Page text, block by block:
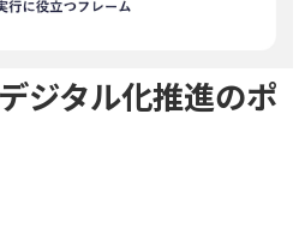
ジタル化推進のポ